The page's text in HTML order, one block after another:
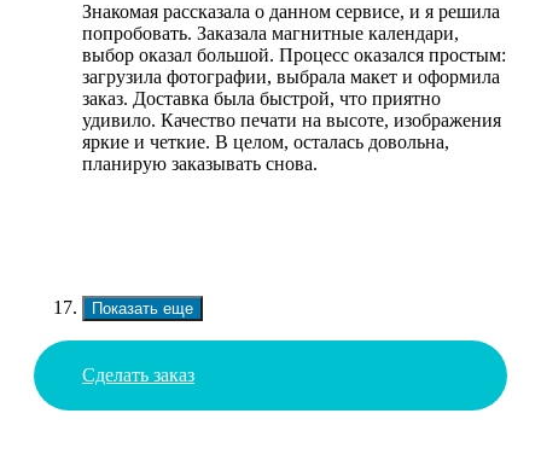
Знакомая рассказала о данном сервисе, и я решила
попробовать. Заказала магнитные календари,
выбор оказал большой. Процесс оказался простым:
загрузила фотографии, выбрала макет и оформила
заказ. Доставка была быстрой, что приятно
удивило. Качество печати на высоте, изображения
яркие и четкие. В целом, осталась довольна,
планирую заказывать снова.
Показать еще
Сделать заказ